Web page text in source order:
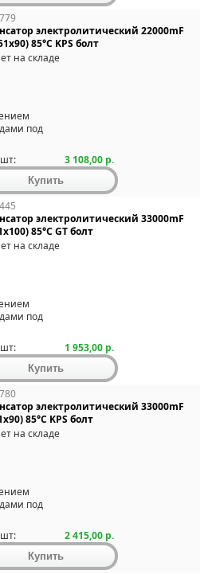
электролитический 22000mF
85°C KPS болт
на складе
под
3 108,00 р.
электролитический 33000mF
85°C GT болт
на складе
под
1 953,00 р.
электролитический 33000mF
85°C KPS болт
на складе
под
2 415,00 р.